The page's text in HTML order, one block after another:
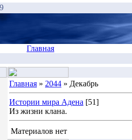
Главная
Главная » 2044 » Декабрь
Истории мира Адена [51]
Из жизни клана.
Материалов нет